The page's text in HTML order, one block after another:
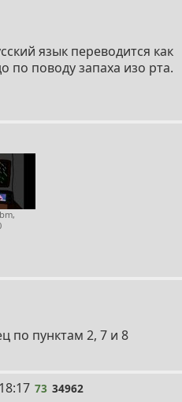
язык переводится как
по поводу запаха изо рта.
по пунктам 2, 7 и 8
73 34962